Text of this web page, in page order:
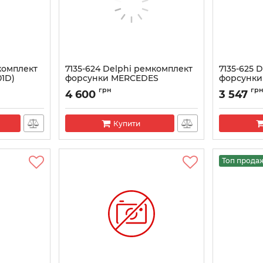
7135-624 Delphi ремкомплект
форсунки MERCEDES
(R04201D) (28278897+L236PRD)
Артикул:
4 600 грн
Купити
7135-625
форсунки
Артикул:
3 547 грн
Топ